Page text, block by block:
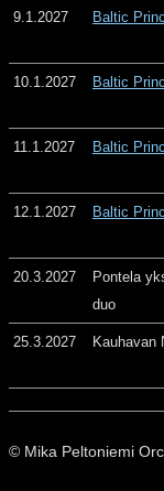
9.1.2027 Baltic
10.1.2027 Baltic
11.1.2027 Baltic
12.1.2027 Baltic
20.3.2027
Pontela
duo
25.3.2027 Kauhavan
© Mika Peltoniemi